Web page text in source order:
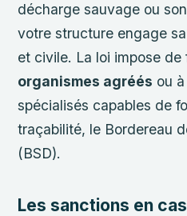
décharge sauvage ou
votre structure engage
et civile. La loi impose de
organismes agréés ou
spécialisés capables de
traçabilité, le Bordereau
(BSD).
Les sanctions en